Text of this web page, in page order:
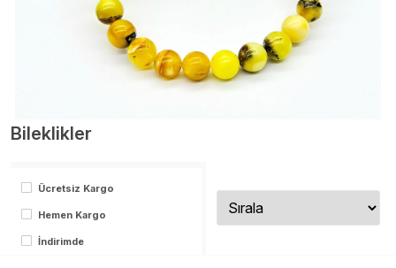
Bileklikler
Ücretsiz Kargo
Hemen Kargo
İndirimde